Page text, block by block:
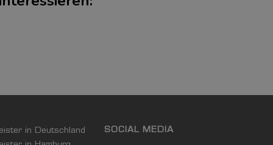
in Deutschland
SOCIAL MEDIA